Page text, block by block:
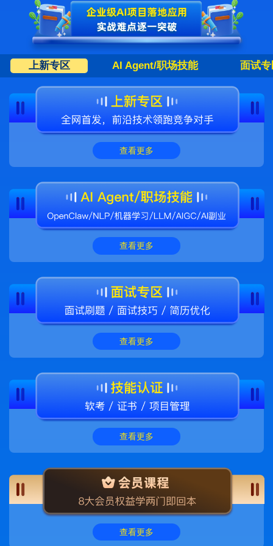
上新专区 AI Agent/职场技能 面试
查看更多
查看更多
查看更多
查看更多
查看更多